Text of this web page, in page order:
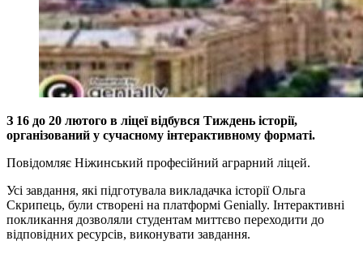
З 16 до 20 лютого в ліцеї відбувся Тиждень історії,
організований у сучасному інтерактивному форматі.
Повідомляє Ніжинський професійний аграрний ліцей.
Усі завдання, які підготувала викладачка історії Ольга
Скрипець, були створені на платформі Genially. Інтерактивні
покликання дозволяли студентам миттєво переходити до
відповідних ресурсів, виконувати завдання.